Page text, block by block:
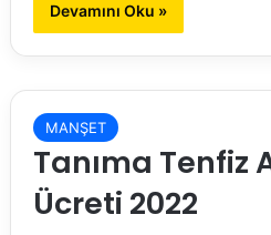
Devamını Oku »
MANŞET
Tanıma Tenfiz
Ücreti 2022